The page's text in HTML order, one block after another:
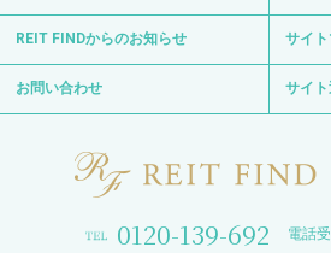
REIT FINDからのお知らせ サイ
お問い合わせ サイ
0120-139-692 電話受